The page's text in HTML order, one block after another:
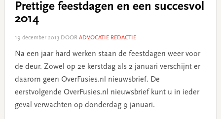
Prettige feestdagen en een succesvol
2014
19 december 2013DOOR ADVOCATIE REDACTIE
Na een jaar hard werken staan de feestdagen weer voor
de deur. Zowel op 2e kerstdag als 2 januari verschijnt er
daarom geen OverFusies.nl nieuwsbrief. De
eerstvolgende OverFusies.nl nieuwsbrief kunt u in ieder
geval verwachten op donderdag 9 januari.